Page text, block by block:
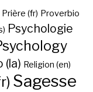
Prière (fr) Proverbio
Psychologie
(la) Religion (en)
Sagesse